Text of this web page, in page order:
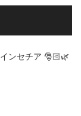
ンセチア 🎅🏻🌿